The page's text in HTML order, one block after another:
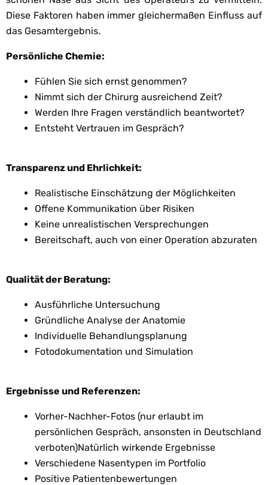
Diese Faktoren haben immer gleichermaßen Einfluss auf
das Gesamtergebnis.
Persönliche Chemie:
Fühlen Sie sich ernst genommen?
Nimmt sich der Chirurg ausreichend Zeit?
Werden Ihre Fragen verständlich beantwortet?
Entsteht Vertrauen im Gespräch?
Transparenz und Ehrlichkeit:
Realistische Einschätzung der Möglichkeiten
Offene Kommunikation über Risiken
Keine unrealistischen Versprechungen
Bereitschaft, auch von einer Operation abzuraten
Qualität der Beratung:
Ausführliche Untersuchung
Gründliche Analyse der Anatomie
Individuelle Behandlungsplanung
Fotodokumentation und Simulation
Ergebnisse und Referenzen:
Vorher-Nachher-Fotos (nur erlaubt im
persönlichen Gespräch, ansonsten in Deutschland
verboten)Natürlich wirkende Ergebnisse
Verschiedene Nasentypen im Portfolio
Positive Patientenbewertungen